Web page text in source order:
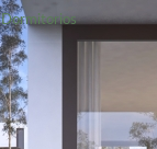
Dormitorios